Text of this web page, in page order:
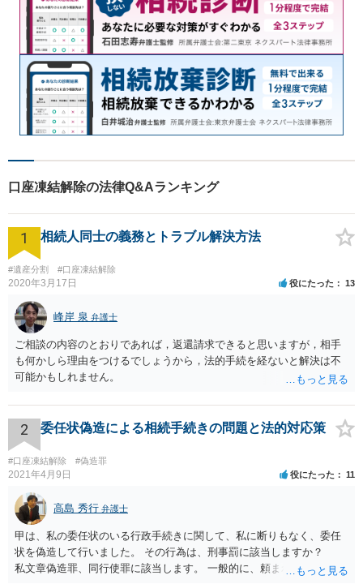
口座凍結解除の法律Q&Aランキング
1 相続人同士の義務とトラブル解決方法
#遺産分割 #口座凍結解除
2020年3月17日 役にたった 13
峰岸 泉 弁護士
ご相談の内容のとおりであれば，返還請求できると思いますが，相手
も何かしら理由をつけるでしょうから，法的手続を経ないと解決は不
可能かもしれません。
2 委任状偽造による相続手続きの問題と法的対応策
#口座凍結解除 #偽造罪
2021年4月9日 役にたった 11
高島 秀行 弁護士
甲は、私の委任状のいる行政手続きに関して、私に断りもなく、委任
状を偽造して行いました。 その行為は、刑事罰に該当しますか？
私文章偽造罪、同行使罪に該当します。 一般的に、頼まれた（委任さ